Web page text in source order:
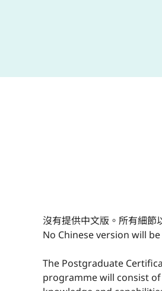
沒有提供中文版。所有細節
No Chinese version will
The Postgraduate
programme will consist